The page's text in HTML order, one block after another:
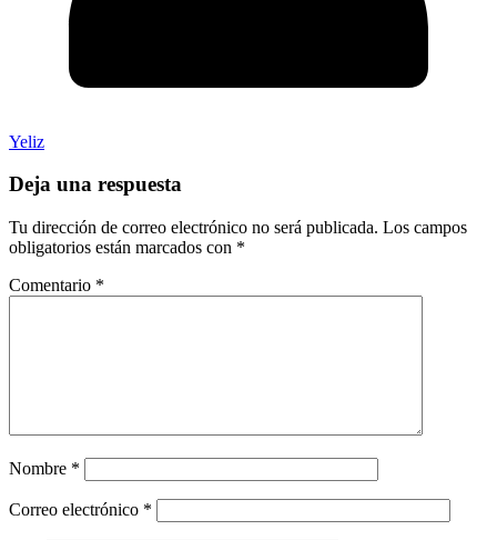
Yeliz
Deja una respuesta
Tu dirección de correo electrónico no será publicada. Los campos
obligatorios están marcados con *
Comentario *
Nombre *
Correo electrónico *